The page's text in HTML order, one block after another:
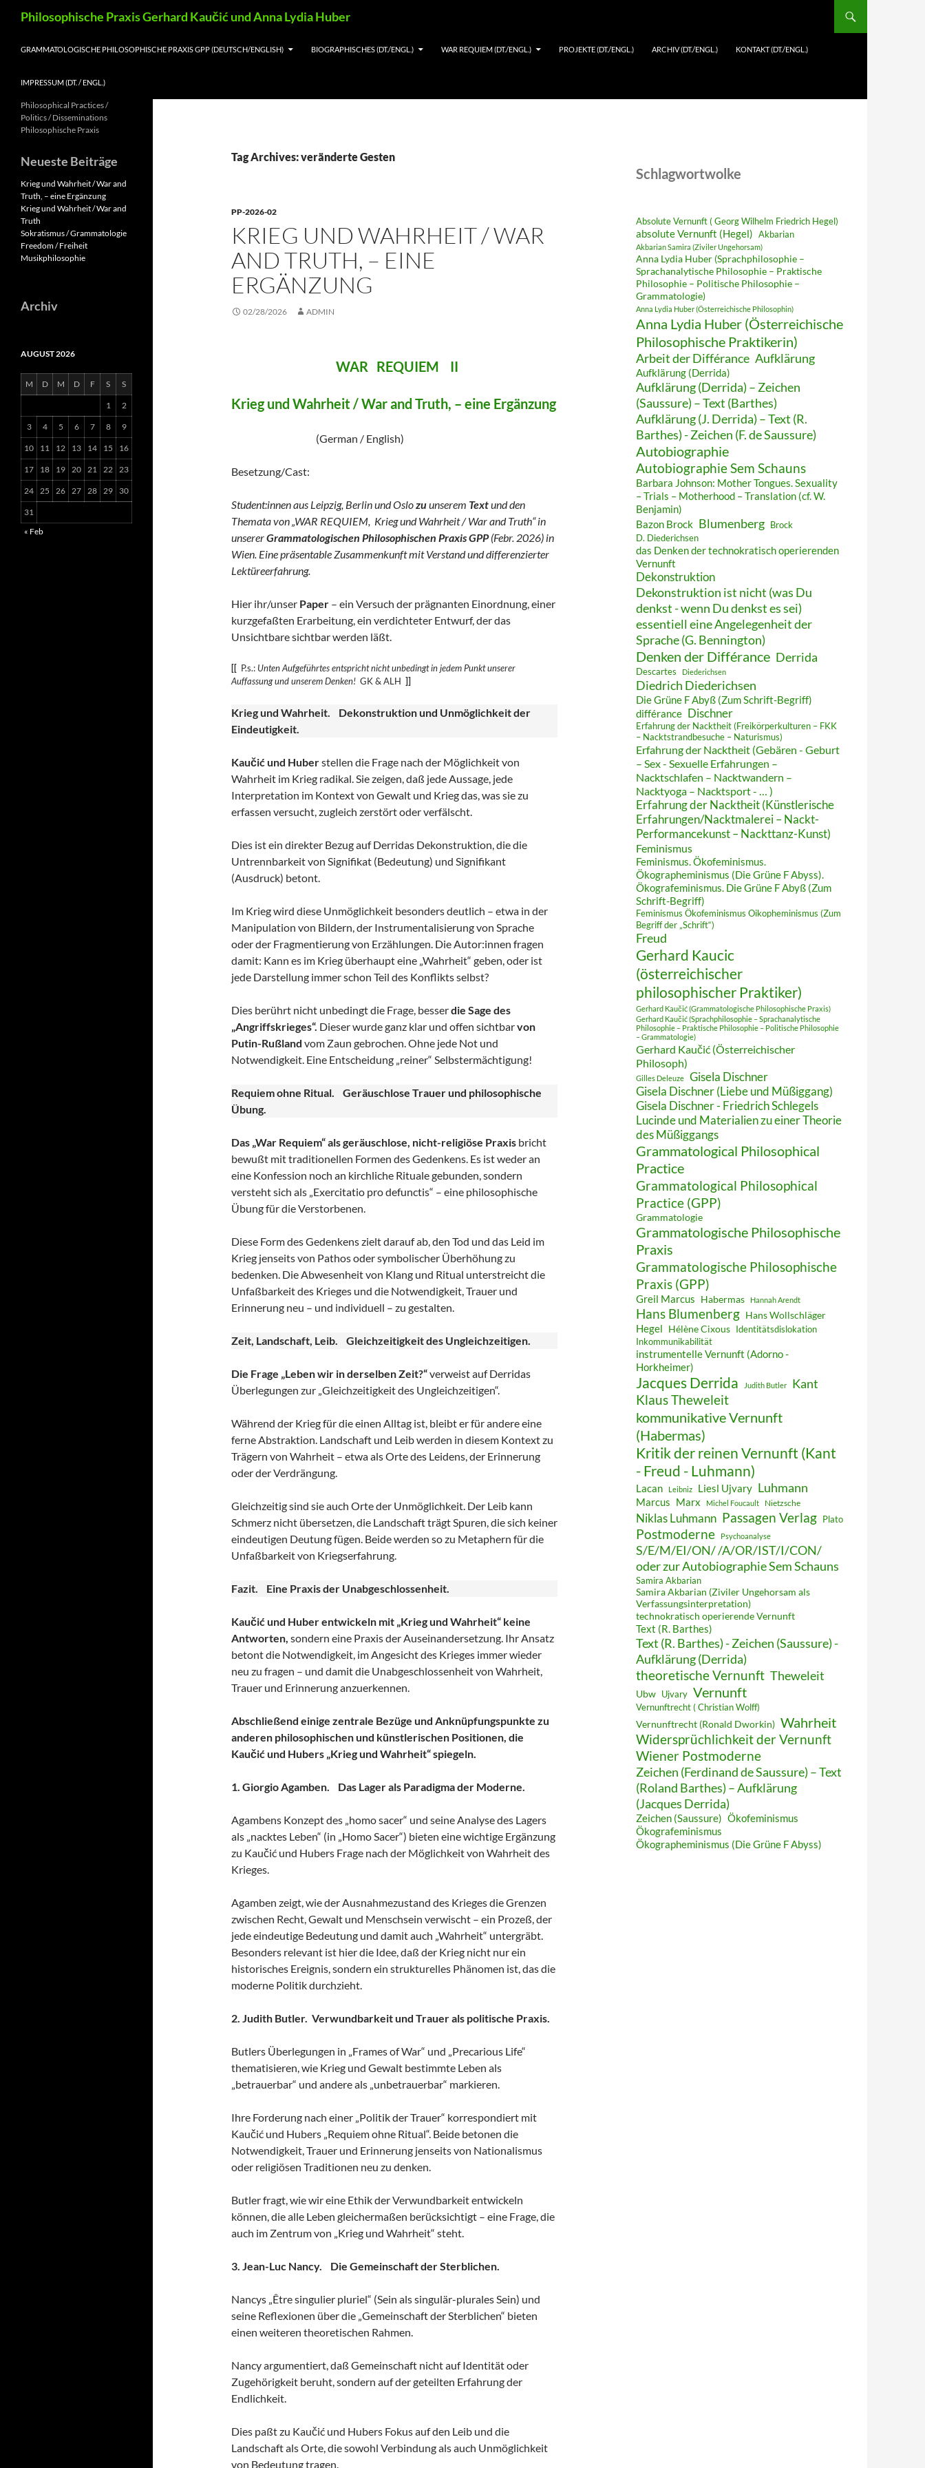
Philosophische Praxis Gerhard Kaučić und Anna Lydia Huber
GRAMMATOLOGISCHE PHILOSOPHISCHE PRAXIS GPP (DEUTSCH/ENGLISH) BIOGRAPHISCHES (DT./ENGL.) WAR REQUIEM (DT./ENGL.) PROJEKTE (DT./ENGL.) ARCHIV (DT./ENGL.) KONTAKT (DT./ENGL.)
IMPRESSUM (DT. / ENGL.)
Tag Archives: veränderte Gesten
PP-2026-02
KRIEG UND WAHRHEIT / WAR
AND TRUTH, – EINE
ERGÄNZUNG
02/28/2026 ADMIN
WAR REQUIEM II
Krieg und Wahrheit / War and Truth, – eine Ergänzung
(German / English)
Besetzung/Cast:
Student:innen aus Leipzig, Berlin und Oslozuunserem Textund den
Themata von „WAR REQUIEM, Krieg und Wahrheit / War and Truth“ in
unsererGrammatologischen Philosophischen Praxis GPP(Febr. 2026) in
Wien. Eine präsentable Zusammenkunft mit Verstand und differenzierter
Lektüreerfahrung.
Hier ihr/unser Paper – ein Versuch der prägnanten Einordnung, einer
kurzgefaßten Erarbeitung, ein verdichteter Entwurf, der das
Unsichtbare sichtbar werden läßt.
[[ P.s.: Unten Aufgeführtes entspricht nicht unbedingt in jedem Punkt unserer
Auffassung und unseremDenken! GK & ALH ]]
Krieg und Wahrheit. Dekonstruktion und Unmöglichkeit der
Eindeutigkeit.
Kaučić und Huberstellen die Frage nach der Möglichkeit von
Wahrheit im Krieg radikal. Sie zeigen, daß jede Aussage, jede
Interpretation im Kontext von Gewalt und Krieg das, was sie zu
erfassen versucht, zugleich zerstört oder verfälscht.
Dies ist ein direkter Bezug auf Derridas Dekonstruktion, die die
Untrennbarkeit von Signifikat (Bedeutung) und Signifikant
(Ausdruck) betont.
Im Krieg wird diese Unmöglichkeit besonders deutlich – etwa in der
Manipulation von Bildern, der Instrumentalisierung von Sprache
oder der Fragmentierung von Erzählungen. Die Autor:innen fragen
damit: Kann es im Krieg überhaupt eine „Wahrheit“ geben, oder ist
jede Darstellung immer schon Teil des Konflikts selbst?
Dies berührt nicht unbedingt die Frage, besserdie Sage des
„Angriffskrieges“. Dieser wurde ganz klar und offen sichtbarvon
Putin-Rußland vom Zaun gebrochen. Ohne jede Not und
Notwendigkeit. Eine Entscheidung „reiner“ Selbstermächtigung!
Requiem ohne Ritual. Geräuschlose Trauer und philosophische
Übung.
Das „War Requiem“ als geräuschlose, nicht-religiöse Praxis bricht
bewußt mit traditionellen Formen des Gedenkens. Es ist weder an
eine Konfession noch an kirchliche Rituale gebunden, sondern
versteht sich als „Exercitatio pro defunctis“ – eine philosophische
Übung für die Verstorbenen.
Diese Form des Gedenkens zielt darauf ab, den Tod und das Leid im
Krieg jenseits von Pathos oder symbolischer Überhöhung zu
bedenken. Die Abwesenheit von Klang und Ritual unterstreicht die
Unfaßbarkeit des Krieges und die Notwendigkeit, Trauer und
Erinnerung neu – und individuell – zu gestalten.
Zeit, Landschaft, Leib. Gleichzeitigkeit des Ungleichzeitigen.
Die Frage „Leben wir in derselben Zeit?“verweist auf Derridas
Überlegungen zur „Gleichzeitigkeit des Ungleichzeitigen“.
Während der Krieg für die einen Alltag ist, bleibt er für andere eine
ferne Abstraktion. Landschaft und Leib werden in diesem Kontext zu
Trägern von Wahrheit – etwa als Orte des Leidens, der Erinnerung
oder der Verdrängung.
Gleichzeitig sind sie auch Orte der Unmöglichkeit. Der Leib kann
Schmerz nicht übersetzen, die Landschaft trägt Spuren, die sich keiner
eindeutigen Deutung fügen. Beide werden so zu Metaphern für die
Unfaßbarkeit von Kriegserfahrung.
Fazit. Eine Praxis der Unabgeschlossenheit.
Kaučić und Huber entwickeln mit „Krieg und Wahrheit“ keine
Antworten, sondern eine Praxis der Auseinandersetzung. Ihr Ansatz
betont die Notwendigkeit, im Angesicht des Krieges immer wieder
neu zu fragen – und damit die Unabgeschlossenheit von Wahrheit,
Trauer und Erinnerung anzuerkennen.
Abschließend einige zentrale Bezüge und Anknüpfungspunkte zu
anderen philosophischen und künstlerischen Positionen, die
Kaučić und Hubers „Krieg und Wahrheit“ spiegeln.
1. Giorgio Agamben. Das Lager als Paradigma der Moderne.
Agambens Konzept des „homo sacer“ und seine Analyse des Lagers
als „nacktes Leben“ (in „Homo Sacer“) bieten eine wichtige Ergänzung
zu Kaučić und Hubers Frage nach der Möglichkeit von Wahrheit des
Krieges.
Agamben zeigt, wie der Ausnahmezustand des Krieges die Grenzen
zwischen Recht, Gewalt und Menschsein verwischt – ein Prozeß, der
jede eindeutige Bedeutung und damit auch „Wahrheit“ untergräbt.
Besonders relevant ist hier die Idee, daß der Krieg nicht nur ein
historisches Ereignis, sondern ein strukturelles Phänomen ist, das die
moderne Politik durchzieht.
2. Judith Butler. Verwundbarkeit und Trauer als politische Praxis.
Butlers Überlegungen in „Frames of War“ und „Precarious Life“
thematisieren, wie Krieg und Gewalt bestimmte Leben als
„betrauerbar“ und andere als „unbetrauerbar“ markieren.
Ihre Forderung nach einer „Politik der Trauer“ korrespondiert mit
Kaučić und Hubers „Requiem ohne Ritual“. Beide betonen die
Notwendigkeit, Trauer und Erinnerung jenseits von Nationalismus
oder religiösen Traditionen neu zu denken.
Butler fragt, wie wir eine Ethik der Verwundbarkeit entwickeln
können, die alle Leben gleichermaßen berücksichtigt – eine Frage, die
auch im Zentrum von „Krieg und Wahrheit“ steht.
3. Jean-Luc Nancy. Die Gemeinschaft der Sterblichen.
Nancys „Être singulier pluriel“ (Sein als singulär-plurales Sein) und
seine Reflexionen über die „Gemeinschaft der Sterblichen“ bieten
einen weiteren theoretischen Rahmen.
Nancy argumentiert, daß Gemeinschaft nicht auf Identität oder
Zugehörigkeit beruht, sondern auf der geteilten Erfahrung der
Endlichkeit.
Dies paßt zu Kaučić und Hubers Fokus auf den Leib und die
Landschaft als Orte, die sowohl Verbindung als auch Unmöglichkeit
von Bedeutung tragen.
Schlagwortwolke
Absolute Vernunft ( Georg Wilhelm Friedrich Hegel)
absolute Vernunft (Hegel) Akbarian
Akbarian Samira (Ziviler Ungehorsam)
Anna Lydia Huber (Sprachphilosophie –
Sprachanalytische Philosophie – Praktische
Philosophie – Politische Philosophie –
Grammatologie)
Anna Lydia Huber (Österreichische Philosophin)
Anna Lydia Huber (Österreichische
Philosophische Praktikerin)
Arbeit der Différance Aufklärung
Aufklärung (Derrida)
Aufklärung (Derrida) – Zeichen
(Saussure) – Text (Barthes)
Aufklärung (J. Derrida) – Text (R.
Barthes) - Zeichen (F. de Saussure)
Autobiographie
Autobiographie Sem Schauns
Barbara Johnson: Mother Tongues. Sexuality
– Trials – Motherhood – Translation (cf. W.
Benjamin)
Bazon Brock Blumenberg Brock
D. Diederichsen
das Denken der technokratisch operierenden
Vernunft
Dekonstruktion
Dekonstruktion ist nicht (was Du
denkst - wenn Du denkst es sei)
essentiell eine Angelegenheit der
Sprache (G. Bennington)
Denken der Différance Derrida
Descartes Diederichsen
Diedrich Diederichsen
Die Grüne F Abyß (Zum Schrift-Begriff)
différance
Dischner
Erfahrung der Nacktheit (Freikörperkulturen – FKK
– Nacktstrandbesuche – Naturismus)
Erfahrung der Nacktheit (Gebären - Geburt
– Sex - Sexuelle Erfahrungen –
Nacktschlafen – Nacktwandern –
Nacktyoga – Nacktsport - … )
Erfahrung der Nacktheit (Künstlerische
Erfahrungen/Nacktmalerei – Nackt-
Performancekunst – Nackttanz-Kunst)
Feminismus
Feminismus. Ökofeminismus.
Ökographeminismus (Die Grüne F Abyss).
Ökografeminismus. Die Grüne F Abyß (Zum
Schrift-Begriff)
Feminismus Ökofeminismus Oikopheminismus (Zum
Begriff der „Schrift“)
Freud
Gerhard Kaucic
(österreichischer
philosophischer Praktiker)
Gerhard Kaučić (Grammatologische Philosophische Praxis)
Gerhard Kaučić (Sprachphilosophie – Sprachanalytische
Philosophie – Praktische Philosophie – Politische Philosophie
– Grammatologie)
Gerhard Kaučić (Österreichischer
Philosoph)
Gilles Deleuze
Gisela Dischner
Gisela Dischner (Liebe und Müßiggang)
Gisela Dischner - Friedrich Schlegels
Lucinde und Materialien zu einer Theorie
des Müßiggangs
Grammatological Philosophical
Practice
Grammatological Philosophical
Practice (GPP)
Grammatologie
Grammatologische Philosophische
Praxis
Grammatologische Philosophische
Praxis (GPP)
Greil Marcus Habermas Hannah Arendt
Hans Blumenberg Hans Wollschläger
Hegel Hélène Cixous Identitätsdislokation
Inkommunikabilität
instrumentelle Vernunft (Adorno -
Horkheimer)
Jacques Derrida Judith Butler Kant
Klaus Theweleit
kommunikative Vernunft
(Habermas)
Kritik der reinen Vernunft (Kant
- Freud - Luhmann)
Lacan Leibniz Liesl Ujvary Luhmann
Marcus Marx Michel Foucault Nietzsche
Niklas Luhmann Passagen Verlag Plato
Postmoderne Psychoanalyse
S/E/M/EI/ON/ /A/OR/IST/I/CON/
oder zur Autobiographie Sem Schauns
Samira Akbarian
Samira Akbarian (Ziviler Ungehorsam als
Verfassungsinterpretation)
technokratisch operierende Vernunft
Text (R. Barthes)
Text (R. Barthes) - Zeichen (Saussure) -
Aufklärung (Derrida)
theoretische Vernunft Theweleit
Ubw Ujvary Vernunft
Vernunftrecht ( Christian Wolff)
Vernunftrecht (Ronald Dworkin) Wahrheit
Widersprüchlichkeit der Vernunft
Wiener Postmoderne
Zeichen (Ferdinand de Saussure) – Text
(Roland Barthes) – Aufklärung
(Jacques Derrida)
Zeichen (Saussure) Ökofeminismus
Ökografeminismus
Ökographeminismus (Die Grüne F Abyss)
Philosophical Practices /
Politics / Disseminations
Philosophische Praxis
Neueste Beiträge
Krieg und Wahrheit / War and
Truth, – eine Ergänzung
Krieg und Wahrheit / War and
Truth
Sokratismus / Grammatologie
Freedom / Freiheit
Musikphilosophie
Archiv
AUGUST 2026
M D M D F S S
1 2
3 4 5 6 7 8 9
10 11 12 13 14 15 16
17 18 19 20 21 22 23
24 25 26 27 28 29 30
31
« Feb